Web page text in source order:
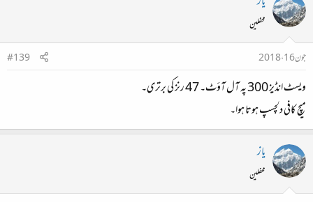
محفلین
جون 16، 2018
#139
ویسٹ انڈیز 300 پہ آل آؤٹ۔ 47 رنز کی برتری۔
میچ کافی دلچسپ ہوتا ہوا۔
یاز
محفلین